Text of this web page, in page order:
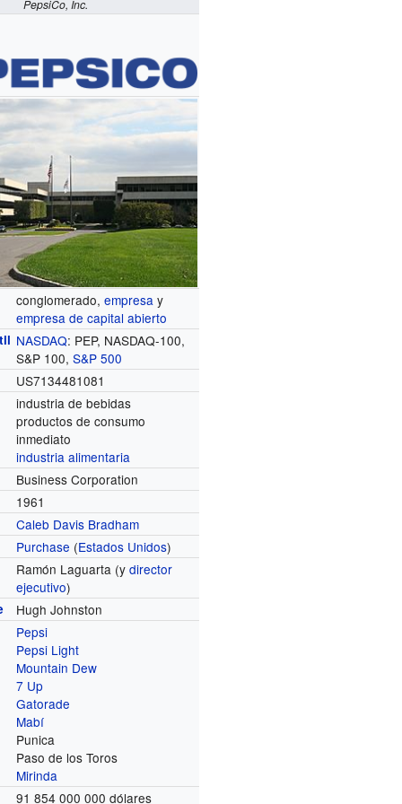
PepsiCo, Inc.
conglomerado,empresa y
empresa de capital abierto
NASDAQ: PEP, NASDAQ-100,
S&P 100,S&P 500
US7134481081
industria de bebidas
productos de consumo
inmediato
industria alimentaria
Business Corporation
1961
Caleb Davis Bradham
Purchase (Estados Unidos)
Ramón Laguarta (ydirector
ejecutivo)
Hugh Johnston
Pepsi
Pepsi Light
Mountain Dew
7 Up
Gatorade
Mabí
Punica
Paso de los Toros
Mirinda
91 854 000 000 dólares